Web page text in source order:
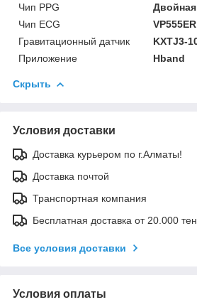
Чип PPG
Двойная
Чип ECG
VP555ER
Гравитационный датчик
KXTJ3-
Приложение
Hband
Скрыть
Условия доставки
Доставка курьером по г.Алматы!
Доставка почтой
Транспортная компания
Бесплатная доставка от 20.000
Все условия доставки
Условия оплаты